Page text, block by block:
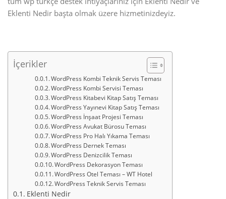
Eklenti Nedir başta olmak üzere hizmetinizdeyiz.
İçerikler
WordPress Kombi Teknik Servis Teması
WordPress Kombi Servisi Teması
WordPress Kitabevi Kitap Satış Teması
WordPress Yayınevi Kitap Satış Teması
WordPress İnşaat Projesi Teması
WordPress Avukat Bürosu Teması
WordPress Pro Halı Yıkama Teması
WordPress Dernek Teması
WordPress Denizcilik Teması
WordPress Dekorasyon Teması
WordPress Otel Teması – WT Hotel
WordPress Teknik Servis Teması
Eklenti Nedir